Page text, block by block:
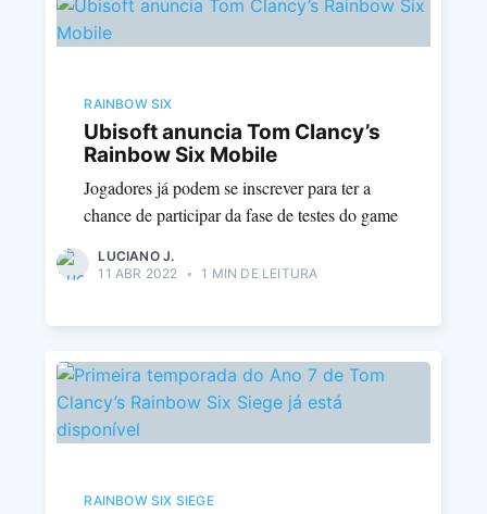
RAINBOW SIX
Ubisoft anuncia Tom Clancy’s
Rainbow Six Mobile
Jogadores já podem se inscrever para ter a
chance de participar da fase de testes do game
LUCIANO J.
11 ABR 2022 • 1 MIN DE LEITURA
RAINBOW SIX SIEGE